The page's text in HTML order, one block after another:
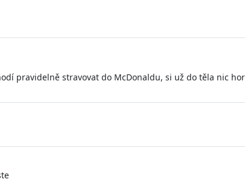
pravidelně stravovat do McDonaldu, si už do těla nic